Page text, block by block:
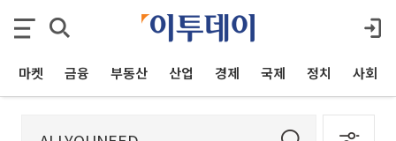
마켓 금융 부동산 산업 경제 국제 정치 사회